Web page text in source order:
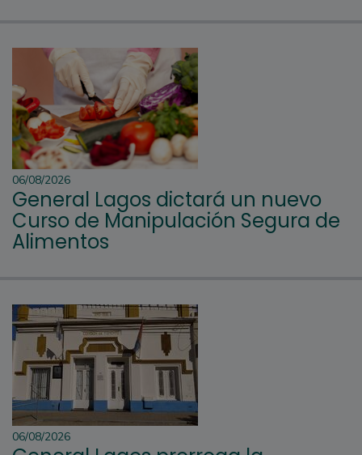
06/08/2026
General Lagos dictará un nuevo
Curso de Manipulación Segura de
Alimentos
06/08/2026